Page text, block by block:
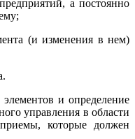
а постоянно
(и изменения в нем)
и определение
управления в области
которые должен